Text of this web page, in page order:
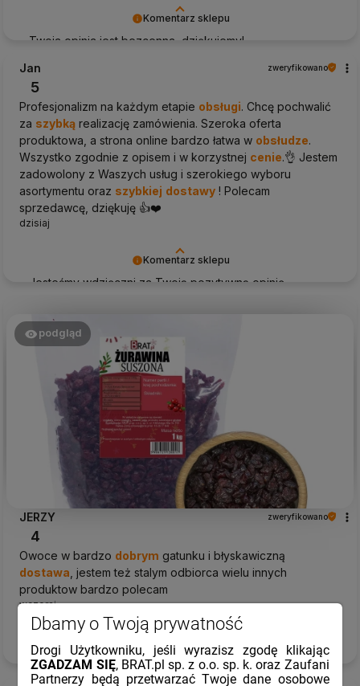
Komentarz sklepu
Twoja opinia jest bezcenna, dziękujemy!
Komentarz sklepu
Jesteśmy wdzięczni za Twoją pozytywną opinię.
Jan zweryfikowano
5
Profesjonalizm na każdym etapie obsługi. Chcę pochwalić
za szybką realizację zamówienia. Szeroka oferta
produktowa, a strona online bardzo łatwa w obsłudze.
Wszystko zgodnie z opisem i w korzystnej cenie.👌 Jestem
zadowolony z Waszych usług i szerokiego wyboru
asortymentu oraz szybkiej dostawy ! Polecam
sprzedawcę, dziękuję 👍️❤️
dzisiaj
Jesteśmy wdzięczni za pozytywne słowa.
podgląd
JERZY zweryfikowano
4
Owoce w bardzo dobrym gatunku i błyskawiczną
dostawa , jestem też stalym odbiorca wielu innych
produktow bardzo polecam
wczoraj
Dbamy o Twoją prywatność
Drogi Użytkowniku, jeśli wyrazisz zgodę klikając
ZGADZAM SIĘ, BRAT.pl sp. z o.o. sp. k. oraz Zaufani
Partnerzy będą przetwarzać Twoje dane osobowe